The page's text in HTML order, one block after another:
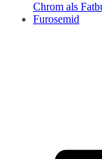
Chrom als
Furosemid